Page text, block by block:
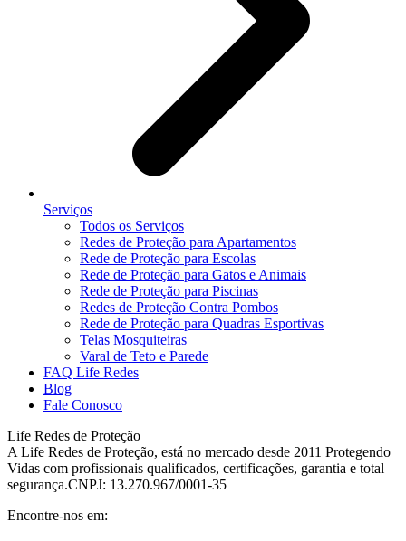
Serviços
Todos os Serviços
Redes de Proteção para Apartamentos
Rede de Proteção para Escolas
Rede de Proteção para Gatos e Animais
Rede de Proteção para Piscinas
Redes de Proteção Contra Pombos
Rede de Proteção para Quadras Esportivas
Telas Mosquiteiras
Varal de Teto e Parede
FAQ Life Redes
Blog
Fale Conosco
Life Redes de Proteção
A Life Redes de Proteção, está no mercado desde 2011 Protegendo
Vidas com profissionais qualificados, certificações, garantia e total
segurança.CNPJ: 13.270.967/0001-35
Encontre-nos em: